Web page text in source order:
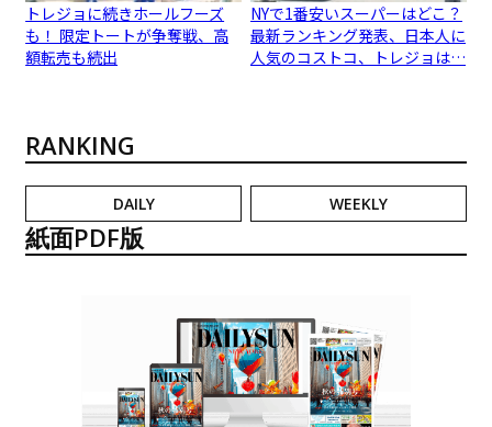
トレジョに続きホールフーズ
も！ 限定トートが争奪戦、高
額転売も続出
NYで1番安いスーパーはどこ？
最新ランキング発表、日本人に
人気のコストコ、トレジョは…
RANKING
DAILY WEEKLY
紙面PDF版